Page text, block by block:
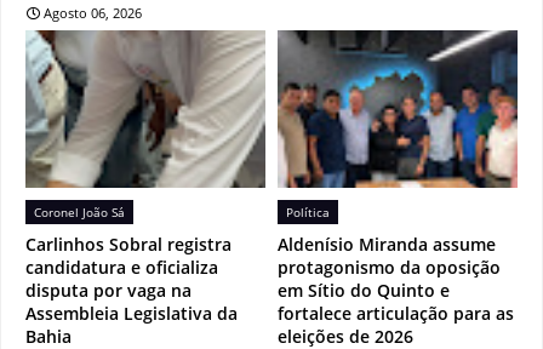
Agosto 06, 2026
Coronel João Sá
Carlinhos Sobral registra
candidatura e oficializa
disputa por vaga na
Assembleia Legislativa da
Bahia
Política
Aldenísio Miranda assume
protagonismo da oposição
em Sítio do Quinto e
fortalece articulação para as
eleições de 2026